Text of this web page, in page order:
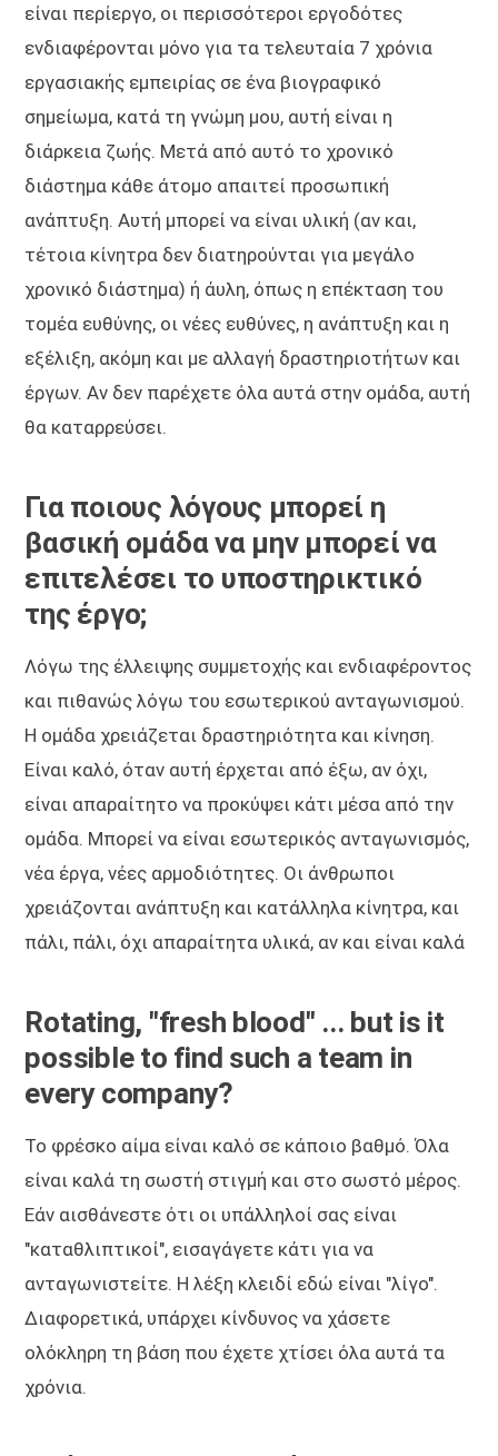
είναι περίεργο, οι περισσότεροι εργοδότες
ενδιαφέρονται μόνο για τα τελευταία 7 χρόνια
εργασιακής εμπειρίας σε ένα βιογραφικό
σημείωμα, κατά τη γνώμη μου, αυτή είναι η
διάρκεια ζωής. Μετά από αυτό το χρονικό
διάστημα κάθε άτομο απαιτεί προσωπική
ανάπτυξη. Αυτή μπορεί να είναι υλική (αν και,
τέτοια κίνητρα δεν διατηρούνται για μεγάλο
χρονικό διάστημα) ή άυλη, όπως η επέκταση του
τομέα ευθύνης, οι νέες ευθύνες, η ανάπτυξη και η
εξέλιξη, ακόμη και με αλλαγή δραστηριοτήτων και
έργων. Αν δεν παρέχετε όλα αυτά στην ομάδα, αυτή
θα καταρρεύσει.
Για ποιους λόγους μπορεί η
βασική ομάδα να μην μπορεί να
επιτελέσει το υποστηρικτικό
της έργο;
Λόγω της έλλειψης συμμετοχής και ενδιαφέροντος
και πιθανώς λόγω του εσωτερικού ανταγωνισμού.
Η ομάδα χρειάζεται δραστηριότητα και κίνηση.
Είναι καλό, όταν αυτή έρχεται από έξω, αν όχι,
είναι απαραίτητο να προκύψει κάτι μέσα από την
ομάδα. Μπορεί να είναι εσωτερικός ανταγωνισμός,
νέα έργα, νέες αρμοδιότητες. Οι άνθρωποι
χρειάζονται ανάπτυξη και κατάλληλα κίνητρα, και
πάλι, πάλι, όχι απαραίτητα υλικά, αν και είναι καλά
Rotating, "fresh blood" ... but is it
possible to find such a team in
every company?
Το φρέσκο αίμα είναι καλό σε κάποιο βαθμό. Όλα
είναι καλά τη σωστή στιγμή και στο σωστό μέρος.
Εάν αισθάνεστε ότι οι υπάλληλοί σας είναι
"καταθλιπτικοί", εισαγάγετε κάτι για να
ανταγωνιστείτε. Η λέξη κλειδί εδώ είναι "λίγο".
Διαφορετικά, υπάρχει κίνδυνος να χάσετε
ολόκληρη τη βάση που έχετε χτίσει όλα αυτά τα
χρόνια.